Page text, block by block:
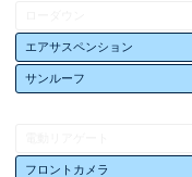
エアサスペンション
サンルーフ
フロントカメラ